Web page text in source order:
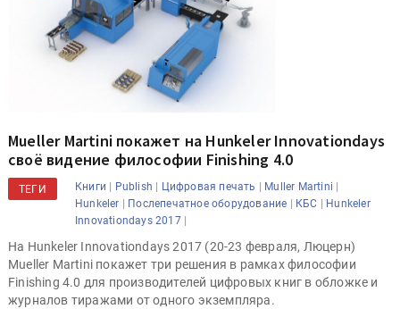
Mueller Martini покажет на Hunkeler Innovationdays
своё видение философии Finishing 4.0
ТЕГИ Книги | Publish | Цифровая печать | Muller Martini |
Hunkeler | Послепечатное оборудование | КБС | Hunkeler
Innovationdays 2017|
На Hunkeler Innovationdays 2017 (20-23 февраля, Люцерн)
Mueller Martini покажет три решения в рамках философии
Finishing 4.0 для производителей цифровых книг в обложке и
журналов тиражами от одного экземпляра.